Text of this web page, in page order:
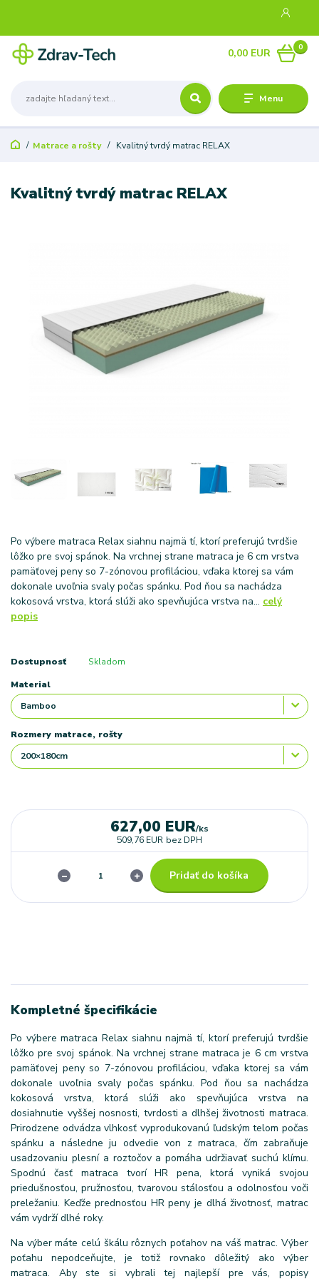
Menu
0
0,00 EUR
Matrace a rošty Kvalitný tvrdý matrac RELAX
Kvalitný tvrdý matrac RELAX
Po výbere matraca Relax siahnu najmä tí, ktorí preferujú tvrdšie
lôžko pre svoj spánok. Na vrchnej strane matraca je 6 cm vrstva
pamäťovej peny so 7-zónovou profiláciou, vďaka ktorej sa vám
dokonale uvoľnia svaly počas spánku. Pod ňou sa nachádza
kokosová vrstva, ktorá slúži ako spevňujúca vrstva na... celý
popis
Dostupnosť Skladom
Material
Rozmery matrace, rošty
627,00 EUR/ks
509,76 EUR bez DPH
Pridať do košíka
Kompletné špecifikácie
Po výbere matraca Relax siahnu najmä tí, ktorí preferujú tvrdšie
lôžko pre svoj spánok. Na vrchnej strane matraca je 6 cm vrstva
pamäťovej peny so 7-zónovou profiláciou, vďaka ktorej sa vám
dokonale uvoľnia svaly počas spánku. Pod ňou sa nachádza
kokosová vrstva, ktorá slúži ako spevňujúca vrstva na
dosiahnutie vyššej nosnosti, tvrdosti a dlhšej životnosti matraca.
Prirodzene odvádza vlhkosť vyprodukovanú ľudským telom počas
spánku a následne ju odvedie von z matraca, čím zabraňuje
usadzovaniu plesní a roztočov a pomáha udržiavať suchú klímu.
Spodnú časť matraca tvorí HR pena, ktorá vyniká svojou
priedušnosťou, pružnosťou, tvarovou stálosťou a odolnosťou voči
preležaniu. Keďže prednosťou HR peny je dlhá životnosť, matrac
vám vydrží dlhé roky.
Na výber máte celú škálu rôznych poťahov na váš matrac. Výber
poťahu nepodceňujte, je totiž rovnako dôležitý ako výber
matraca. Aby ste si vybrali tej najlepší pre vás, popisy